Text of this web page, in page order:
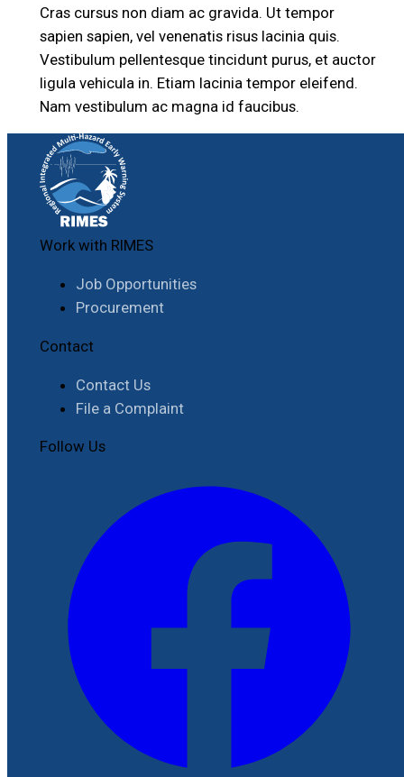
Cras cursus non diam ac gravida. Ut tempor
sapien sapien, vel venenatis risus lacinia quis.
Vestibulum pellentesque tincidunt purus, et auctor
ligula vehicula in. Etiam lacinia tempor eleifend.
Nam vestibulum ac magna id faucibus.
Work with RIMES
Job Opportunities
Procurement
Contact
Contact Us
File a Complaint
Follow Us